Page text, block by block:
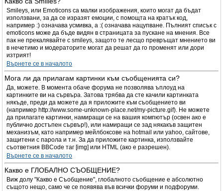
Smileys, или Emoticons са малки изображения, които могат да бъдат
използвани, за да се изразят емоции, с помощта на кратък код,
например :) означава усмивка, а :( означава нацупване. Пълният списък с
emoticons може да бъде видян в страницата за пускане на мнения. Все
пак не прекалявайте с smileys, защото те лесщо превръщат мнението ви
в нечетимо и модераторите могат да решат да го променят или дори
изтрият!
Върнете се в началото
Мога ли да прилагам картинки към съобщенията си?
Да, можете. В момента обаче форума не позволява ъплоуд на
картинките ви на сървъра. Затова трябва да сте качили картинката
някъде, преди да можете да я приложите към съобщението ви
(например http://www.some-unknown-place.net/my-picture.gif). Не можете
да прилагате картинки, намиращи се на вашия компютър (освен ако е
публично достъпен сървър!), или намиращи се зад някакъв защитен
механизъм, като например мейлбоксове на hotmail или yahoo, сайтове,
защитени с парола и т.н. За да приложите картинка, използвайте
съответния BBCode таг [img] или HTML (ако е разрешен).
Върнете се в началото
Какво е ГЛОБАЛНО СЪОБЩЕНИЕ?
Виж долу "Какво е Съобщение", глобалното съобщение е абсолютно
същото нещо, само че се появява във всички форуми и подфоруми.